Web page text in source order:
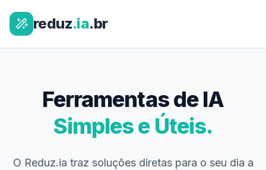
reduz.ia.br
Ferramentas de IA
Simples e Úteis.
O Reduz.ia traz soluções diretas para o seu dia a